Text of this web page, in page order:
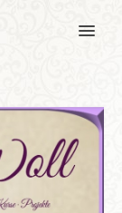
MENU